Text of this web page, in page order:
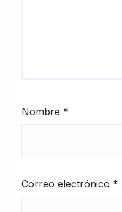
Nombre *
Correo electrónico *